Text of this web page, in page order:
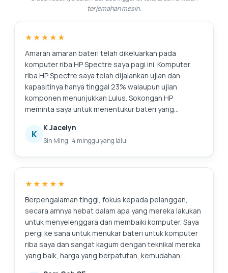
terjemahan mesin.
★★★★★
Amaran amaran bateri telah dikeluarkan pada
komputer riba HP Spectre saya pagi ini. Komputer
riba HP Spectre saya telah dijalankan ujian dan
kapasitinya hanya tinggal 23% walaupun ujian
komponen menunjukkan Lulus. Sokongan HP
meminta saya untuk menentukur bateri yang
membosankan, dan ia tidak menyelesaikan isu bateri
asal iaitu kapasiti yang merosot. Sokongan HP juga
lebih cepat untuk isu ini, iaitu hanya menggantikan
bateri. Saya mencari di Internet dan menemui Pusat
Servis Esmond dengan ulasan yang baik. Respons
pantas dan nasihat yang membantu. Mereka
memindahkan bateri ke cawangan di MidView dalam
masa 2 jam dan menukar bateri saya dalam masa 30
hingga 40 minit semasa saya berada di lokasi.
K
K Jacelyn
Sin Ming · 4 minggu yang lalu
★★★★★
Berpengalaman tinggi, fokus kepada pelanggan,
secara amnya hebat dalam apa yang mereka lakukan
untuk menyelenggara dan membaiki komputer. Saya
pergi ke sana untuk menukar bateri untuk komputer
riba saya dan sangat kagum dengan teknikal mereka
yang baik, harga yang berpatutan, kemudahan